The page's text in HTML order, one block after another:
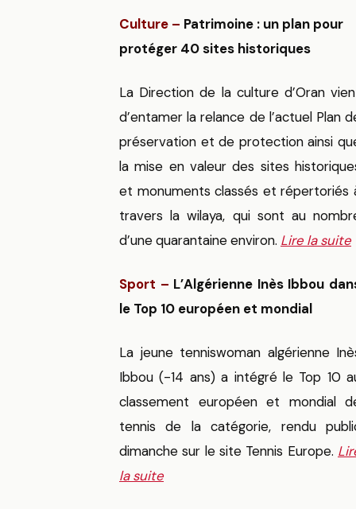
Culture – Patrimoine : un plan pour
protéger 40 sites historiques
La Direction de la culture d’Oran
d’entamer la relance de l’actuel Plan
préservation et de protection ainsi
la mise en valeur des sites
et monuments classés et répertoriés
travers la wilaya, qui sont au
d’une quarantaine environ. Lire la suite
Sport – L’Algérienne Inès Ibbou
le Top 10 européen et mondial
La jeune tenniswoman algérienne
Ibbou (-14 ans) a intégré le Top 10
classement européen et mondial
tennis de la catégorie, rendu
dimanche sur le site Tennis Europe.
la suite